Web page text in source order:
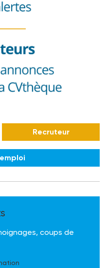
Recruteur
coups de